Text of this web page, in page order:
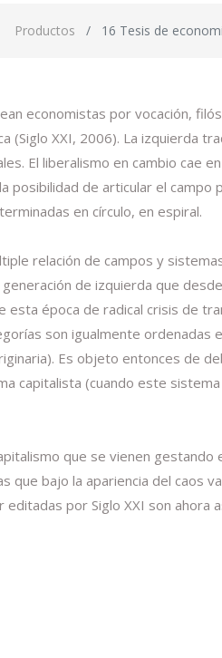
Productos 16 Tesis de
economistas por vocación,
XXI, 2006). La izquierda
El liberalismo en cambio cae
de articular el
en círculo, en espiral.
relación de campos y
de izquierda que
época de radical crisis de
son igualmente ordenadas
Es objeto entonces de
capitalista (cuando este
que se vienen
bajo la apariencia del caos
por Siglo XXI son ahora